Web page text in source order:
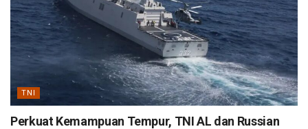
TNI
Perkuat Kemampuan Tempur, TNI AL dan Russian